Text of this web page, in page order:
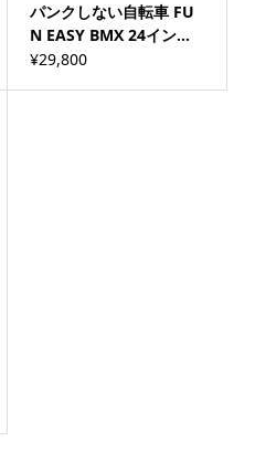
パンクしない自転車 FU
N EASY BMX 24イン...
¥29,800